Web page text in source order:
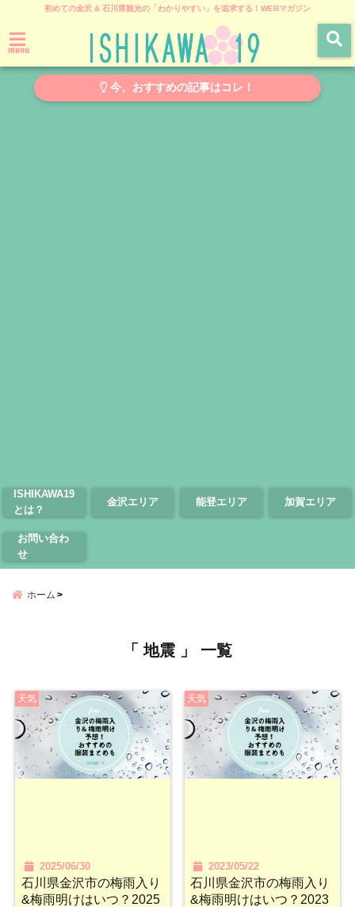
初めての金沢 & 石川県観光の「わかりやすい」を追求する！WEBマガジン
menu
今、おすすめの記事はコレ！
ISHIKAWA19
とは？
金沢エリア 能登エリア 加賀エリア
お問い合わ
せ
ホーム
「 地震 」 一覧
天気
2025/06/30
石川県金沢市の梅雨入り
&梅雨明けはいつ？2025
天気
2023/05/22
石川県金沢市の梅雨入り
&梅雨明けはいつ？2023